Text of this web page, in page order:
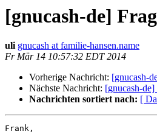
[gnucash-de]
uli gnucash at familie-hansen.name
Fr Mär 14 10:57:32 EDT 2014
Vorherige Nachricht: [gnucash-
Nächste Nachricht: [gnucash-
Nachrichten sortiert nach: [
Frank,